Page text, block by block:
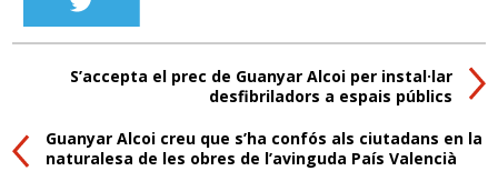
S’accepta el prec de Guanyar Alcoi per instal·lar
desfibriladors a espais públics
Guanyar Alcoi creu que s’ha confós als ciutadans en la
naturalesa de les obres de l’avinguda País Valencià